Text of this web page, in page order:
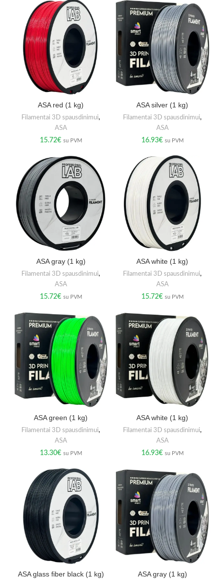
ASA red (1 kg)
Filamentai 3D spausdinimui,
ASA
15.72€ su PVM
ASA silver (1 kg)
Filamentai 3D spausdinimui,
ASA
16.93€ su PVM
ASA gray (1 kg)
Filamentai 3D spausdinimui,
ASA
15.72€ su PVM
ASA white (1 kg)
Filamentai 3D spausdinimui,
ASA
15.72€ su PVM
ASA green (1 kg)
Filamentai 3D spausdinimui,
ASA
13.30€ su PVM
ASA white (1 kg)
Filamentai 3D spausdinimui,
ASA
16.93€ su PVM
ASA glass fiber black (1 kg) ASA gray (1 kg)